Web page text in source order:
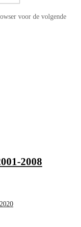
voor de volgende
2008